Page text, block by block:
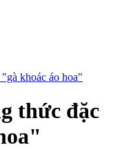
khoác áo hoa"
thức đặc